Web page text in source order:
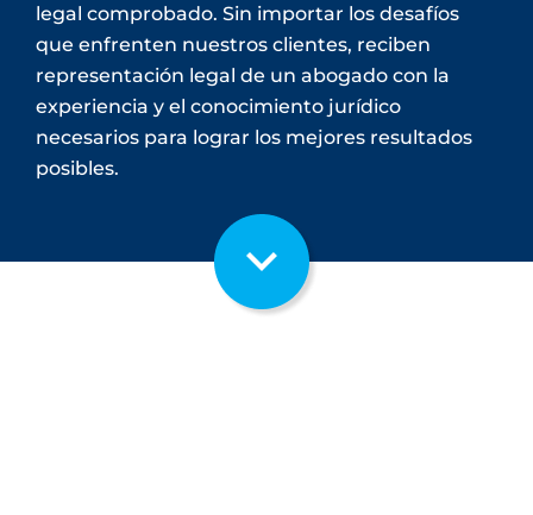
legal comprobado. Sin importar los desafíos
que enfrenten nuestros clientes, reciben
representación legal de un abogado con la
experiencia y el conocimiento jurídico
necesarios para lograr los mejores resultados
posibles.